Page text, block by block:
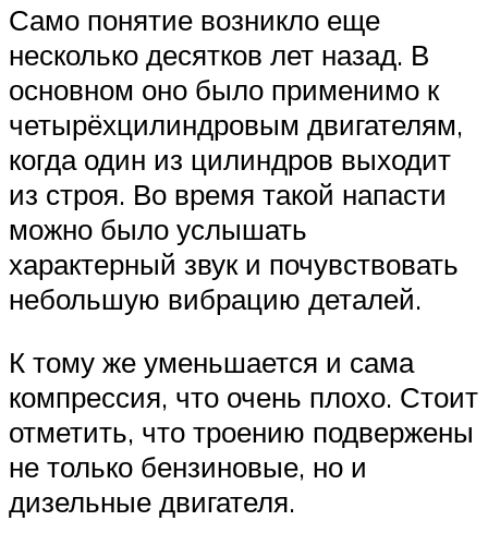
Само понятие возникло еще
несколько десятков лет назад. В
основном оно было применимо к
четырёхцилиндровым двигателям,
когда один из цилиндров выходит
из строя. Во время такой напасти
можно было услышать
характерный звук и почувствовать
небольшую вибрацию деталей.
К тому же уменьшается и сама
компрессия, что очень плохо. Стоит
отметить, что троению подвержены
не только бензиновые, но и
дизельные двигателя.